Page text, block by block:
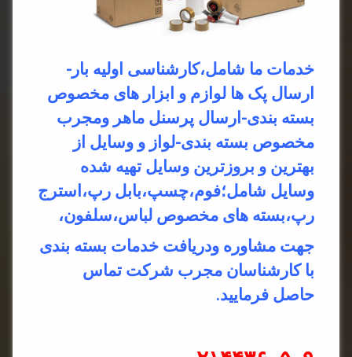
خدمات ما شامل،کارشناسی اولیه بار-
ارسال پک ها لوازم و ابزار های مخصوص
بسته بندی-ارسال پرسنل ماهر ومجرب
مخصوص بسته بندی-لواز و وسایل از
بهترین و بروزترین وسایل تهیه شده
وسایل شامل؛فوم،چسپ،بابل رپ،استرج
رپ،بسته های مخصوص لباس،سلفون،
جهت مشاوره ودریافت خدمات بسته بندی
با کارشناسان مجرب شرکت تماس
حاصل فرمایید.